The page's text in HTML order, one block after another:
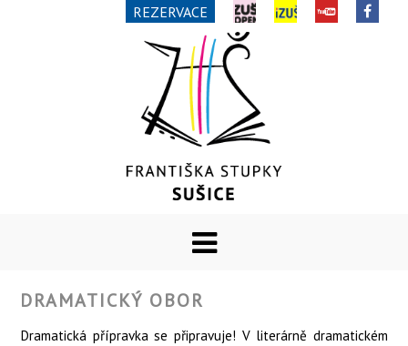
REZERVACE
DRAMATICKÝ OBOR
Dramatická přípravka se připravuje! V literárně dramatickém